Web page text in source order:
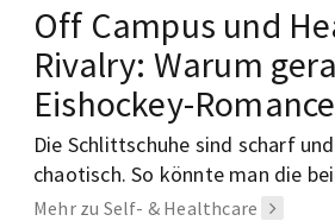
Off Campus und
Rivalry: Warum
Eishockey-
Die Schlittschuhe sind scharf
chaotisch. So könnte man die
meisten gehypten Serien
Mehr zu Self- & Healthcare